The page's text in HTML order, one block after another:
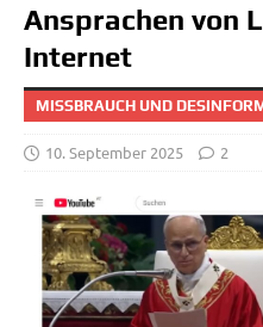
Ansprachen von
Internet
MISSBRAUCH UND
10. September 2025 2